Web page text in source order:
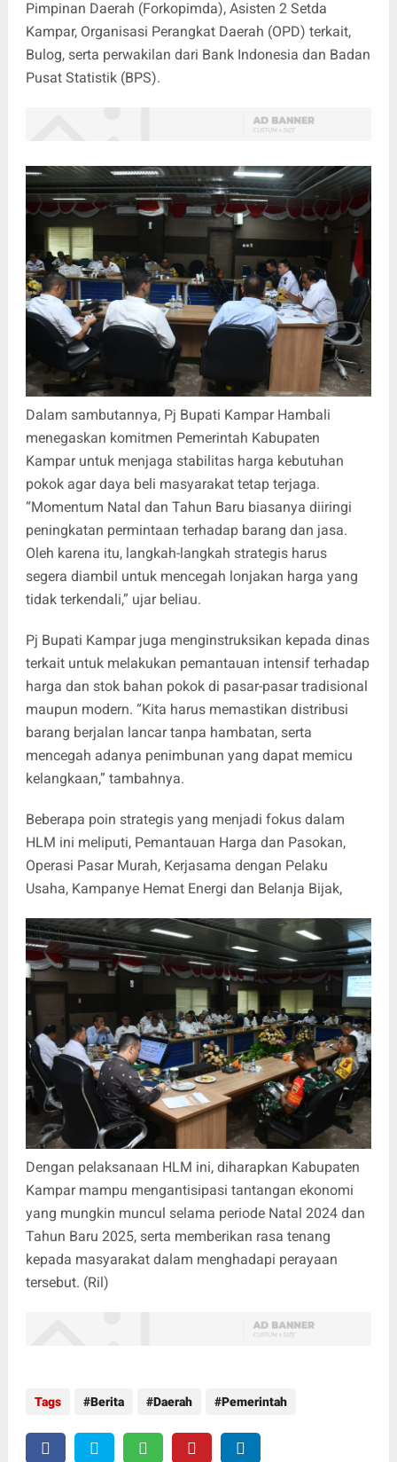
Pimpinan Daerah (Forkopimda), Asisten 2 Setda
Kampar, Organisasi Perangkat Daerah (OPD) terkait,
Bulog, serta perwakilan dari Bank Indonesia dan Badan
Pusat Statistik (BPS).
Dalam sambutannya, Pj Bupati Kampar Hambali
menegaskan komitmen Pemerintah Kabupaten
Kampar untuk menjaga stabilitas harga kebutuhan
pokok agar daya beli masyarakat tetap terjaga.
“Momentum Natal dan Tahun Baru biasanya diiringi
peningkatan permintaan terhadap barang dan jasa.
Oleh karena itu, langkah-langkah strategis harus
segera diambil untuk mencegah lonjakan harga yang
tidak terkendali,” ujar beliau.
Pj Bupati Kampar juga menginstruksikan kepada dinas
terkait untuk melakukan pemantauan intensif terhadap
harga dan stok bahan pokok di pasar-pasar tradisional
maupun modern. “Kita harus memastikan distribusi
barang berjalan lancar tanpa hambatan, serta
mencegah adanya penimbunan yang dapat memicu
kelangkaan,” tambahnya.
Beberapa poin strategis yang menjadi fokus dalam
HLM ini meliputi, Pemantauan Harga dan Pasokan,
Operasi Pasar Murah, Kerjasama dengan Pelaku
Usaha, Kampanye Hemat Energi dan Belanja Bijak,
Dengan pelaksanaan HLM ini, diharapkan Kabupaten
Kampar mampu mengantisipasi tantangan ekonomi
yang mungkin muncul selama periode Natal 2024 dan
Tahun Baru 2025, serta memberikan rasa tenang
kepada masyarakat dalam menghadapi perayaan
tersebut. (Ril)
Tags Berita Daerah Pemerintah